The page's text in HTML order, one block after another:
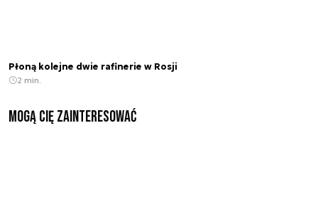
Płoną kolejne dwie rafinerie w Rosji
2 min.
Mogą Cię zainteresować